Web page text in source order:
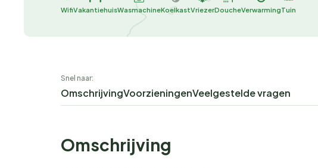
WifiVakantiehuisWasmachineKoelkastVriezerDoucheVerwarmingTuin
Snel naar:
OmschrijvingVoorzieningenVeelgestelde vragen
Omschrijving